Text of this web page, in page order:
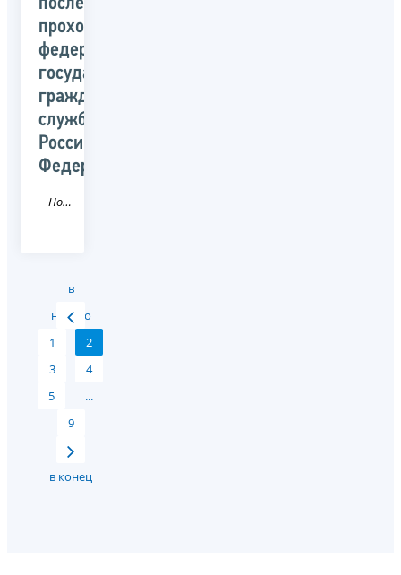
последующего
прохождения
федеральной
государственной
гражданской
службы
Российской
Федерации
Новость
в
начало
1
2
3
4
5
...
9
в конец